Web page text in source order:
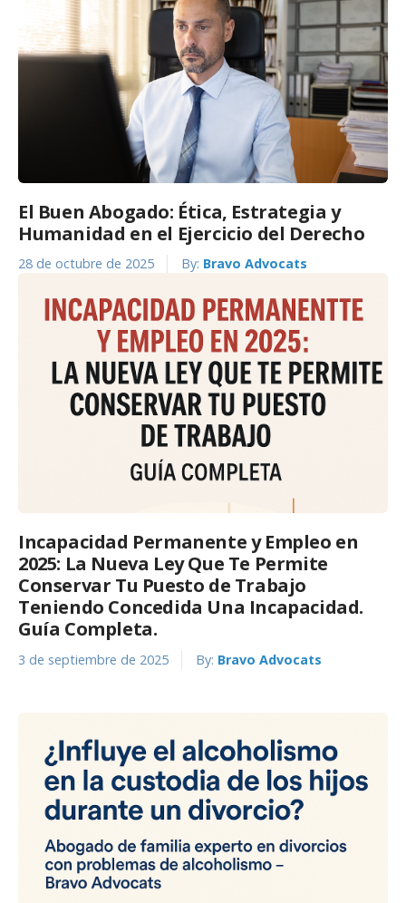
El Buen Abogado: Ética, Estrategia y
Humanidad en el Ejercicio del Derecho
28 de octubre de 2025 By: Bravo Advocats
Incapacidad Permanente y Empleo en
2025: La Nueva Ley Que Te Permite
Conservar Tu Puesto de Trabajo
Teniendo Concedida Una Incapacidad.
Guía Completa.
3 de septiembre de 2025 By: Bravo Advocats